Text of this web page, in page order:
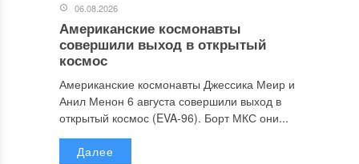
06.08.2026
Американские космонавты
совершили выход в открытый
космос
Американские космонавты Джессика Меир и
Анил Менон 6 августа совершили выход в
открытый космос (EVA-96). Борт МКС они...
Далее